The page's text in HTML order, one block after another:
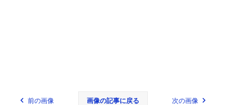
前の画像 画像の記事に戻る 次の画像